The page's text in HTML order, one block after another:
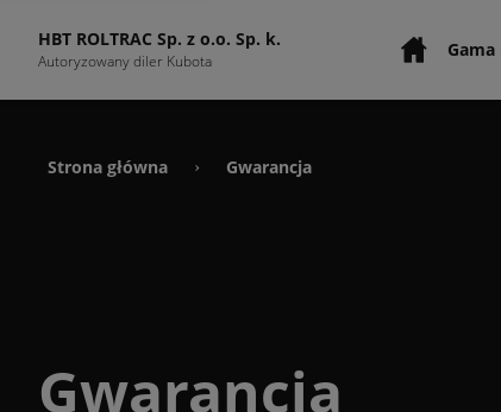
HBT ROLTRAC Sp. z o.o. Sp. k.
Autoryzowany diler Kubota
Strona główna › Gwarancja
Gwarancja